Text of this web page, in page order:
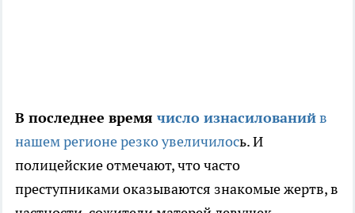
В последнее время число изнасилованийв
нашем регионе резко увеличилось. И
полицейские отмечают, что часто
преступниками оказываются знакомые жертв, в